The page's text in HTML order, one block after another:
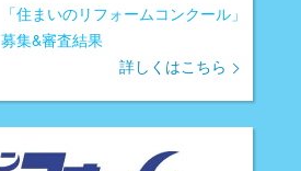
「住まいのリフォームコンクール」
募集&審査結果
詳しくはこちら